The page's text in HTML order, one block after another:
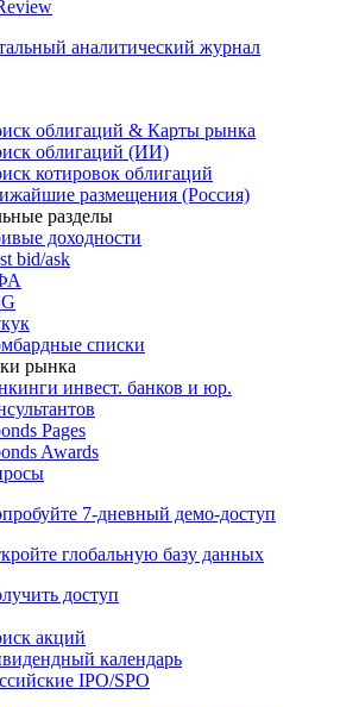
аналитический журнал
облигаций & Карты рынка
облигаций (ИИ)
котировок облигаций
размещения (Россия)
разделы
доходности
bid/ask
списки
рынка
инвест. банков и юр.
Pages
7-дневный
глобальную базу данных
доступ